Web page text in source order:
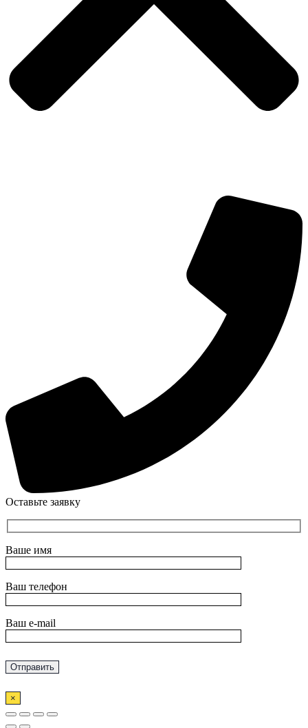
Оставьте заявку
Ваше имя
Ваш телефон
Ваш e-mail
×